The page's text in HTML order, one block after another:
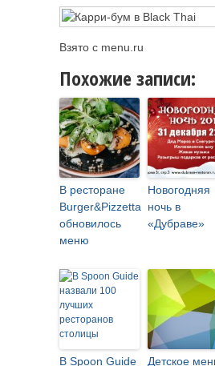
Взято с menu.ru
Похожие записи:
В ресторане
Burger&Pizzetta
обновилось
меню
Новогодняя
ночь в
«Дубраве»
В Spoon Guide Детское